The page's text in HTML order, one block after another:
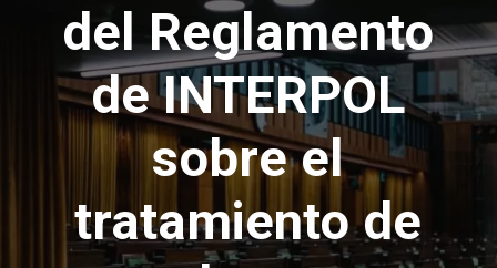
del Reglamento
de INTERPOL
sobre el
tratamiento de